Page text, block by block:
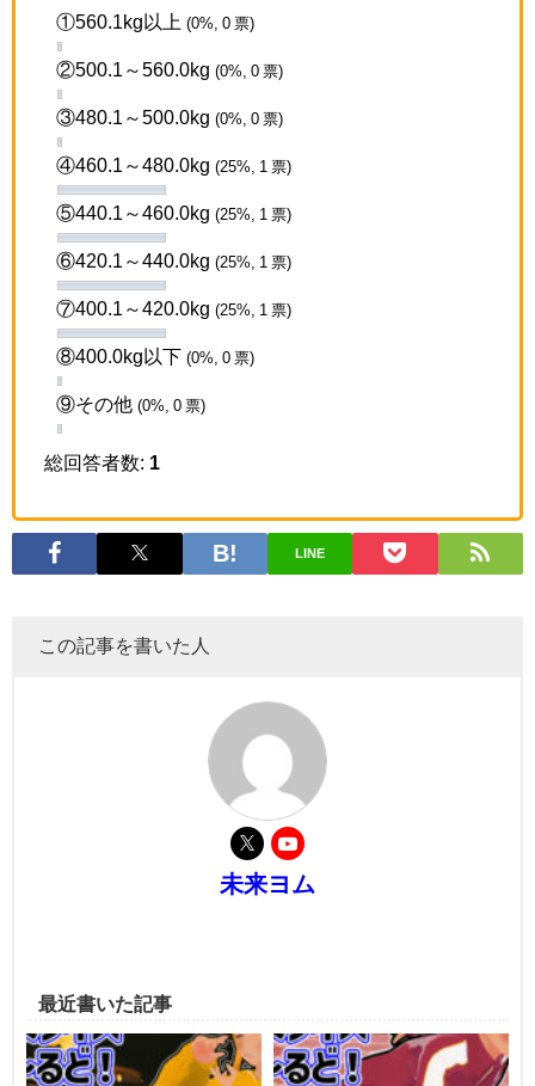
①560.1kg以上 (0%, 0 票)
②500.1～560.0kg (0%, 0 票)
③480.1～500.0kg (0%, 0 票)
④460.1～480.0kg (25%, 1 票)
⑤440.1～460.0kg (25%, 1 票)
⑥420.1～440.0kg (25%, 1 票)
⑦400.1～420.0kg (25%, 1 票)
⑧400.0kg以下 (0%, 0 票)
⑨その他 (0%, 0 票)
総回答者数: 1
LINE
この記事を書いた人
未来ヨム
最近書いた記事